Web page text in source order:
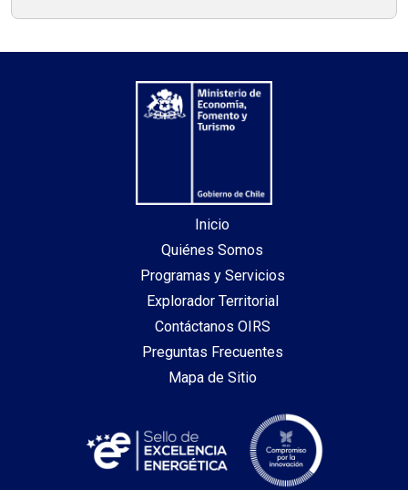
Inicio
Quiénes Somos
Programas y Servicios
Explorador Territorial
Contáctanos OIRS
Preguntas Frecuentes
Mapa de Sitio